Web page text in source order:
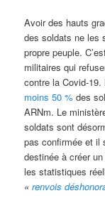
Avoir des hauts
des soldats ne les
propre peuple.
militaires qui
contre la Covid-19.
moins 50 % des
ARNm. Le
soldats sont
pas confirmée et il
destinée à créer
les statistiques
«renvois